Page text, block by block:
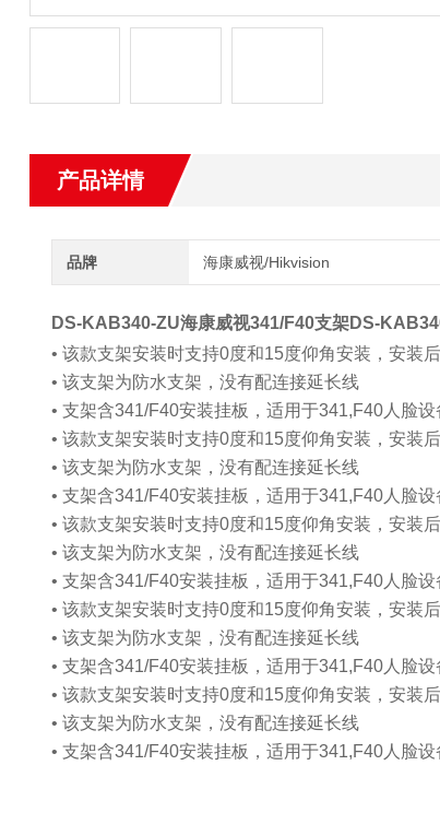
产品详情
品牌 海康威视/Hikvision
DS-KAB340-ZU海康威视341/F40支架DS-
• 该款支架安装时支持0度和15度仰角安装，安装
• 该支架为防水支架，没有配连接延长线
• 支架含341/F40安装挂板，适用于341,F40人脸
• 该款支架安装时支持0度和15度仰角安装，安装
• 该支架为防水支架，没有配连接延长线
• 支架含341/F40安装挂板，适用于341,F40人脸
• 该款支架安装时支持0度和15度仰角安装，安装
• 该支架为防水支架，没有配连接延长线
• 支架含341/F40安装挂板，适用于341,F40人脸
• 该款支架安装时支持0度和15度仰角安装，安装
• 该支架为防水支架，没有配连接延长线
• 支架含341/F40安装挂板，适用于341,F40人脸
• 该款支架安装时支持0度和15度仰角安装，安装
• 该支架为防水支架，没有配连接延长线
• 支架含341/F40安装挂板，适用于341,F40人脸